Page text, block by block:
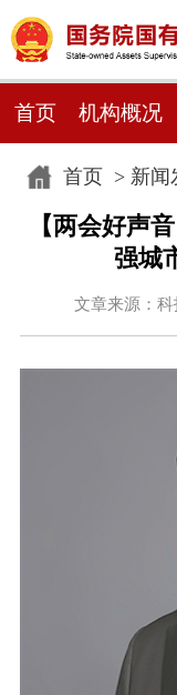
首页 机构概况
首页> 新闻
【两会好声
强城
文章来源：